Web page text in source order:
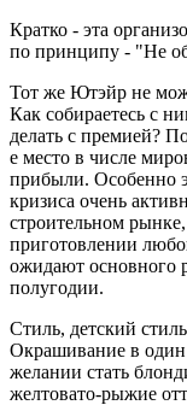
Кратко - эта
по принципу - "Не
Тот же Ютэйр не
Как собираетесь с
делать с премией?
е место в числе
прибыли. Особенно
кризиса очень
строительном
приготовлении
ожидают основного
полугодии.
Стиль, детский
Окрашивание в
желании стать
желтовато-рыжие